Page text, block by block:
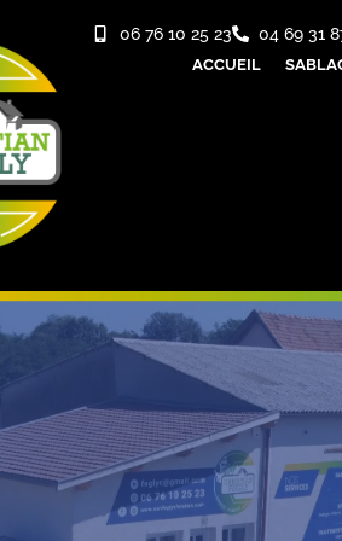
06 76 10 25 23 04 69 31
ACCUEIL